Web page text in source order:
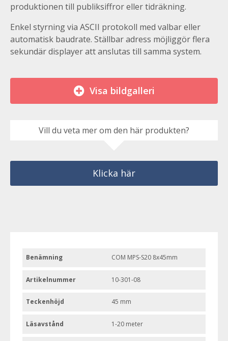
produktionen till publiksiffror eller tidräkning.
Enkel styrning via ASCII protokoll med valbar eller
automatisk baudrate. Ställbar adress möjliggör flera
sekundär displayer att anslutas till samma system.
Visa bildgalleri
Vill du veta mer om den här produkten?
Klicka här
Benämning COM MPS-S20 8x45mm
Artikelnummer 10-301-08
Teckenhöjd 45 mm
Läsavstånd 1-20 meter